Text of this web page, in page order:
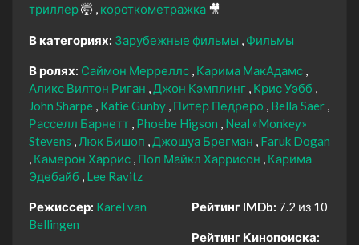
триллер🤯 короткометражка 🎥
В категориях: Зарубежные фильмы Фильмы
В ролях: Саймон Мерреллс Карима МакАдамс
Аликс Вилтон Риган
Джон Кэмплинг Крис Уэбб
John Sharpe Katie Gunby Питер Педреро
Bella Saer
Расселл Барнетт Phoebe Higson
Neal «Monkey»
Stevens
Люк Бишоп Джошуа Брегман
Faruk Dogan
Камерон Харрис Пол Майкл Харрисон
Карима
Эдебайб
Lee Ravitz
Режиссер: Karel van
Bellingen
Рейтинг IMDb: 7.2 из 10
Рейтинг Кинопоиска: